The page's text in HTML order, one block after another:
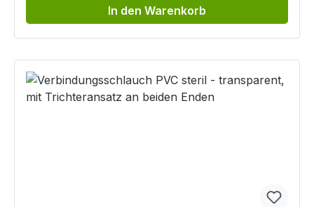
In den Warenkorb